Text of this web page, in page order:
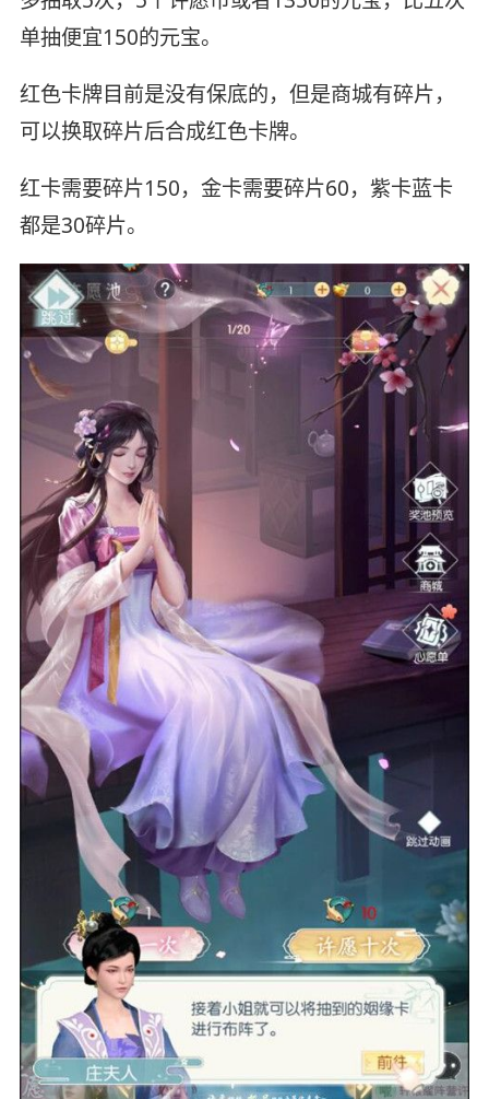
单抽便宜150的元宝。
红色卡牌目前是没有保底的，但是商城有碎片，
可以换取碎片后合成红色卡牌。
红卡需要碎片150，金卡需要碎片60，紫卡蓝卡
都是30碎片。